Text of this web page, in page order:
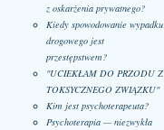
z oskarżenia prywatnego?
Kiedy spowodowanie wypadku
drogowego jest
przestępstwem?
"UCIEKŁAM DO PRZODU Z
TOKSYCZNEGO ZWIĄZKU"
Kim jest psychoterapeuta?
Psychoterapia — niezwykła